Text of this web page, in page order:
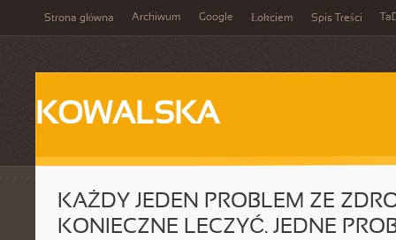
Strona główna Archiwum Google Łokciem Spis Treści
KOWALSKA
KAŻDY JEDEN PROBLEM ZE
KONIECZNE LECZYĆ. JEDNE